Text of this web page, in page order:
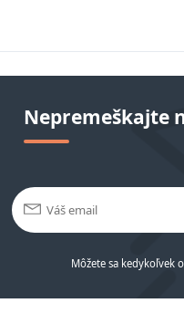
Nepremeškajte
Môžete sa kedykoľvek